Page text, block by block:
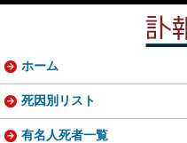
ホーム
死因別リスト
有名人死者一覧